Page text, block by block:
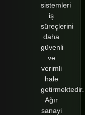
sistemleri
iş
süreçlerini
daha
güvenli
ve
verimli
hale
getirmektedir.
Ağır
sanayi